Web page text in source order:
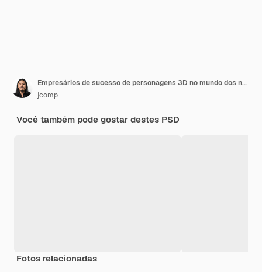
Empresários de sucesso de personagens 3D no mundo dos negócios levam a empresa ao seu auge
jcomp
Você também pode gostar destes PSD
Fotos relacionadas